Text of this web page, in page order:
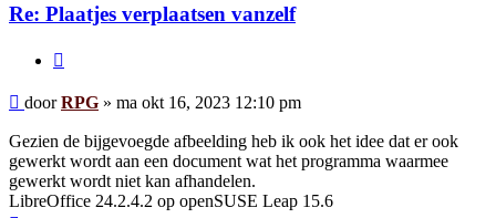
Re: Plaatjes verplaatsen vanzelf
Bericht
doorRPG » ma okt 16, 2023 12:10 pm
Gezien de bijgevoegde afbeelding heb ik ook het idee dat er ook
gewerkt wordt aan een document wat het programma waarmee
gewerkt wordt niet kan afhandelen.
LibreOffice 24.2.4.2 op openSUSE Leap 15.6